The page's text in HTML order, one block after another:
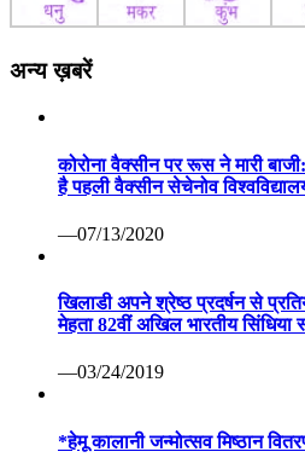
अन्य ख़बरें
कोरोना वैक्सीन पर रूस ने मारी
है पहली वैक्सीन सेचेनोव
—07/13/2020
खिलाडी अपने श्रेष्ठ प्रदर्षन से
मेहता 82वीं अखिल भारतीय सिंधिया
—03/24/2019
*हेमू कालानी जन्मोत्सव मिष्ठान